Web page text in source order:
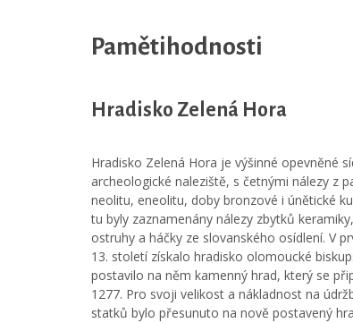
Pamětihodnosti
Hradisko Zelená Hora
Hradisko Zelená Hora je výšinné opevněné
archeologické naleziště, s četnými nálezy z
neolitu, eneolitu, doby bronzové i únětické
tu byly zaznamenány nálezy zbytků
ostruhy a háčky ze slovanského osídlení. V
13. století získalo hradisko olomoucké
postavilo na něm kamenný hrad, který se
1277. Pro svoji velikost a nákladnost na
statků bylo přesunuto na nově postavený